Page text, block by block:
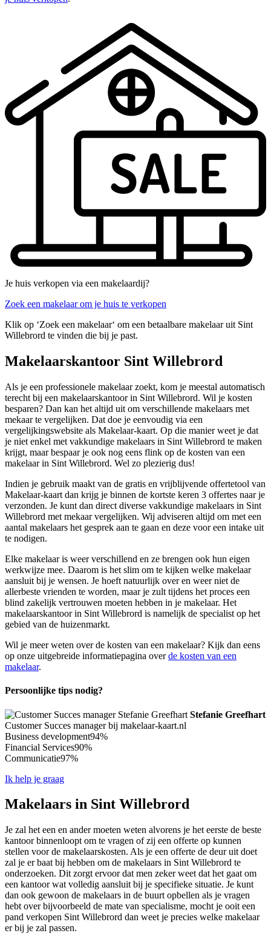
Je huis verkopen via een makelaardij?
Zoek een makelaar om je huis te verkopen
Klik op ‘Zoek een makelaar‘ om een betaalbare makelaar uit Sint
Willebrord te vinden die bij je past.
Makelaarskantoor Sint Willebrord
Als je een professionele makelaar zoekt, kom je meestal automatisch
terecht bij een makelaarskantoor in Sint Willebrord. Wil je kosten
besparen? Dan kan het altijd uit om verschillende makelaars met
mekaar te vergelijken. Dat doe je eenvoudig via een
vergelijkingswebsite als Makelaar-kaart. Op die manier weet je dat
je niet enkel met vakkundige makelaars in Sint Willebrord te maken
krijgt, maar bespaar je ook nog eens flink op de kosten van een
makelaar in Sint Willebrord. Wel zo plezierig dus!
Indien je gebruik maakt van de gratis en vrijblijvende offertetool van
Makelaar-kaart dan krijg je binnen de kortste keren 3 offertes naar je
verzonden. Je kunt dan direct diverse vakkundige makelaars in Sint
Willebrord met mekaar vergelijken. Wij adviseren altijd om met een
aantal makelaars het gesprek aan te gaan en deze voor een intake uit
te nodigen.
Elke makelaar is weer verschillend en ze brengen ook hun eigen
werkwijze mee. Daarom is het slim om te kijken welke makelaar
aansluit bij je wensen. Je hoeft natuurlijk over en weer niet de
allerbeste vrienden te worden, maar je zult tijdens het proces een
blind zakelijk vertrouwen moeten hebben in je makelaar. Het
makelaarskantoor in Sint Willebrord is namelijk de specialist op het
gebied van de huizenmarkt.
Wil je meer weten over de kosten van een makelaar? Kijk dan eens
op onze uitgebreide informatiepagina overde kosten van een
makelaar.
Persoonlijke tips nodig?
Stefanie Greefhart
Customer Succes manager bij makelaar-kaart.nl
Business development94%
Financial Services90%
Communicatie97%
Ik help je graag
Makelaars in Sint Willebrord
Je zal het een en ander moeten weten alvorens je het eerste de beste
kantoor binnenloopt om te vragen of zij een offerte op kunnen
stellen voor de makelaarskosten. Als je een offerte de deur uit doet
zal je er baat bij hebben om de makelaars in Sint Willebrord te
onderzoeken. Dit zorgt ervoor dat men zeker weet dat het gaat om
een kantoor wat volledig aansluit bij je specifieke situatie. Je kunt
dan ook gewoon de makelaars in de buurt opbellen als je vragen
hebt over bijvoorbeeld de mate van specialisme, mocht je ooit een
pand verkopen Sint Willebrord dan weet je precies welke makelaar
er bij je zal passen.